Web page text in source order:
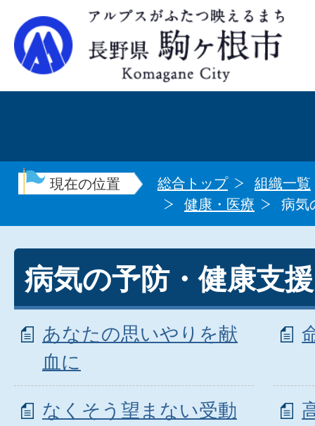
現在の位置 総合トップ
組織一覧
健康・医療
病気
病気の予防・健康支援
あなたの思いやりを献
血に
なくそう望まない受動